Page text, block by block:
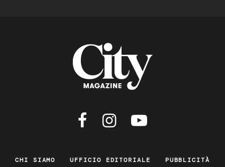
CHI SIAMO UFFICIO EDITORIALE PUBBLICITÀ